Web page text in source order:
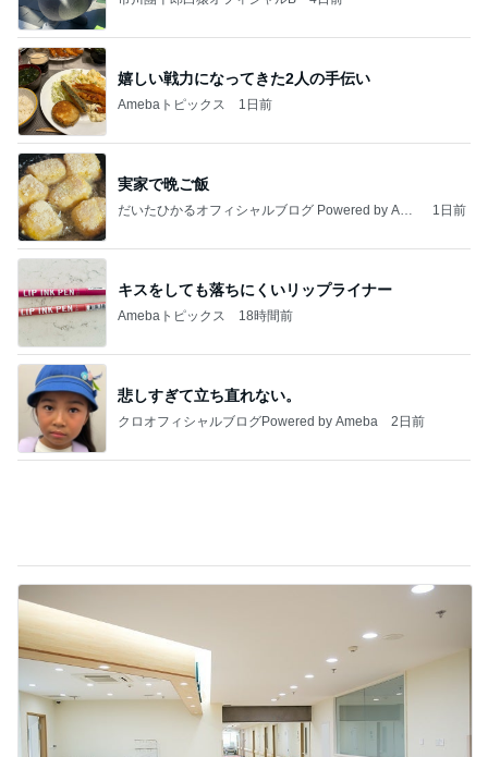
実家で晩ご飯
だいたひかるオフィシャルブログ Powered by Ame
キスをしても落ちにくいリップライナー
Amebaトピックス 18時間前
悲しすぎて立ち直れない。
クロオフィシャルブログPowered by Ameba
これから行ってくる胃カメラ検査
Amebaトピックス 1日前
記事を読む